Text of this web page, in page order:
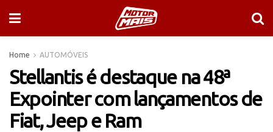
Home AUTOMÓVEIS
Stellantis é destaque na 48ª
Expointer com lançamentos de
Fiat, Jeep e Ram